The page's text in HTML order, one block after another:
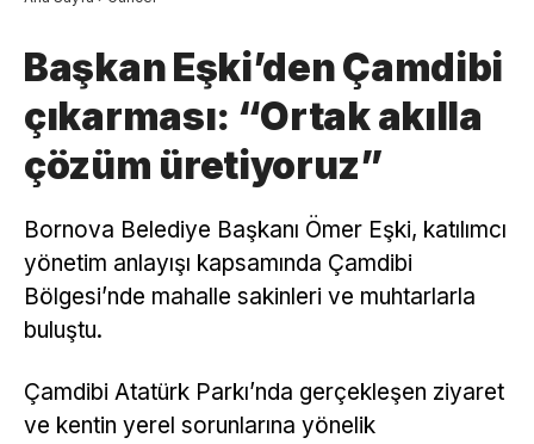
Başkan Eşki’den Çamdibi
çıkarması: “Ortak akılla
çözüm üretiyoruz”
Bornova Belediye Başkanı Ömer Eşki, katılımcı
yönetim anlayışı kapsamında Çamdibi
Bölgesi’nde mahalle sakinleri ve muhtarlarla
buluştu.
Çamdibi Atatürk Parkı’nda gerçekleşen ziyaret
ve kentin yerel sorunlarına yönelik